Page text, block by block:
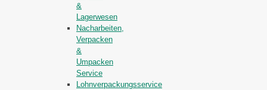
&
Lagerwesen
Nacharbeiten,
Verpacken
&
Umpacken
Service
Lohnverpackungsservice